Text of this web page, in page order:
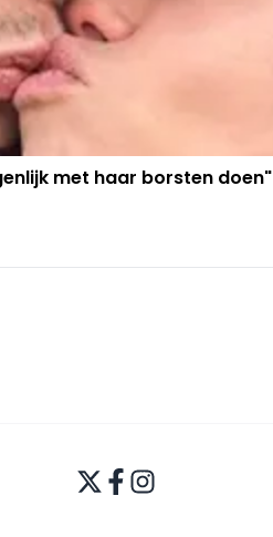
met haar borsten doen"